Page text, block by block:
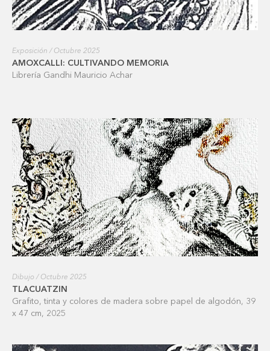
Exposición / Octubre 2025
AMOXCALLI: CULTIVANDO MEMORIA
Librería Gandhi Mauricio Achar
Dibujo / Octubre 2025
TLACUATZIN
Grafito, tinta y colores de madera sobre papel de algodón, 39
x 47 cm, 2025